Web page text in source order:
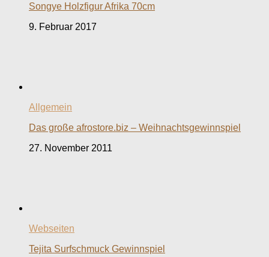
Songye Holzfigur Afrika 70cm
9. Februar 2017
Allgemein
Das große afrostore.biz – Weihnachtsgewinnspiel
27. November 2011
Webseiten
Tejita Surfschmuck Gewinnspiel